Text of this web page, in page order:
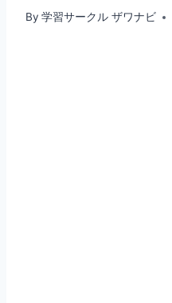
By 学習サークル ザワナビ